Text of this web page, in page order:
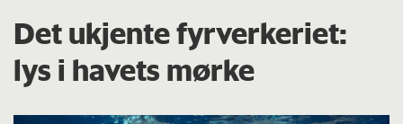
Det ukjente fyrverkeriet:
lys i havets mørke